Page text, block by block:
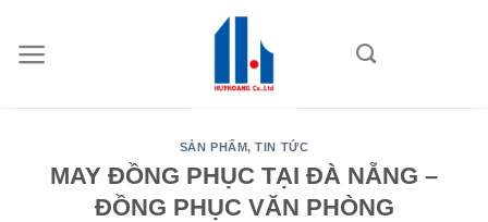
content
SẢN PHẨM,TIN TỨC
MAY ĐỒNG PHỤC TẠI ĐÀ NẴNG –
ĐỒNG PHỤC VĂN PHÒNG